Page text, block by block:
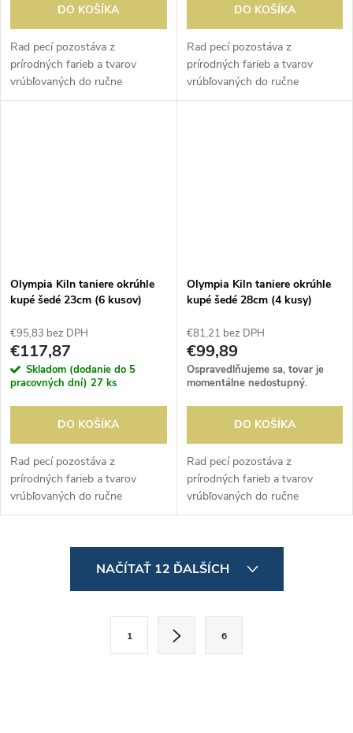
DO KOŠÍKA
Rad pecí pozostáva z
prírodných farieb a tvarov
vrúbľovaných do ručne
vyrábaného porcelánu.
DO KOŠÍKA
Rad pecí pozostáva z
prírodných farieb a tvarov
vrúbľovaných do ručne
vyrábaného porcelánu.
Olympia Kiln taniere okrúhle
kupé šedé 23cm (6 kusov)
€95,83 bez DPH
€117,87
Skladom (dodanie do 5
pracovných dní) 27 ks
DO KOŠÍKA
Rad pecí pozostáva z
prírodných farieb a tvarov
vrúbľovaných do ručne
vyrábaného porcelánu.
lesklá glazúra poskytujú
jedinečný povrch....
Olympia Kiln taniere okrúhle
kupé šedé 28cm (4 kusy)
€81,21 bez DPH
€99,89
Ospravedlňujeme sa, tovar je
momentálne nedostupný.
DO KOŠÍKA
Rad pecí pozostáva z
prírodných farieb a tvarov
vrúbľovaných do ručne
vyrábaného porcelánu.
lesklá glazúra poskytujú
jedinečný povrch....
NAČÍTAŤ 12 ĎALŠÍCH
1 6